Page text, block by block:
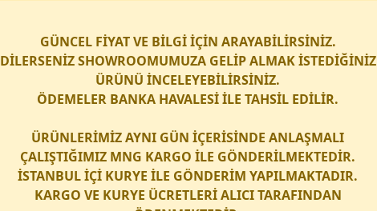
GÜNCEL FİYAT VE BİLGİ İÇİN ARAYABİLİRSİNİZ.
DİLERSENİZ SHOWROOMUMUZA GELİP ALMAK İSTEDİĞİNİZ
ÜRÜNÜ İNCELEYEBİLİRSİNİZ.
ÖDEMELER BANKA HAVALESİ İLE TAHSİL EDİLİR.
ÜRÜNLERİMİZ AYNI GÜN İÇERİSİNDE ANLAŞMALI
ÇALIŞTIĞIMIZ MNG KARGO İLE GÖNDERİLMEKTEDİR.
İSTANBUL İÇİ KURYE İLE GÖNDERİM YAPILMAKTADIR.
KARGO VE KURYE ÜCRETLERİ ALICI TARAFINDAN